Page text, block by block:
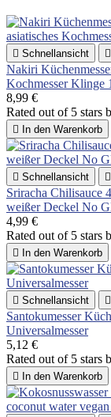
 Schnellansicht 
Nakiri
Kochmesser Klinge
8,99 €
Rated out of 5 stars
 In den Warenkorb
 Schnellansicht 
Sriracha Chilisauce
weißer Deckel No
4,99 €
Rated out of 5 stars
 In den Warenkorb
 Schnellansicht 
Santokumesser
Universalmesser
5,12 €
Rated out of 5 stars
 In den Warenkorb